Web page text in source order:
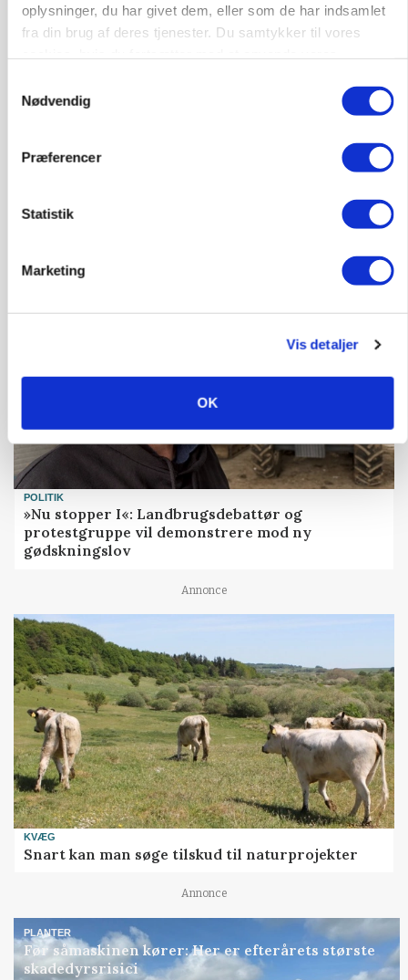
oplysninger, du har givet dem, eller som de har indsamlet
fra din brug af deres tjenester. Du samtykker til vores
Nødvendig
Præferencer
Statistik
Marketing
Vis detaljer
OK
store besparelser
POLITIK
»Nu stopper I«: Landbrugsdebattør og
protestgruppe vil demonstrere mod ny
gødskningslov
Annonce
KVÆG
Snart kan man søge tilskud til naturprojekter
Annonce
PLANTER
Før såmaskinen kører: Her er efterårets største
skadedyrsrisici